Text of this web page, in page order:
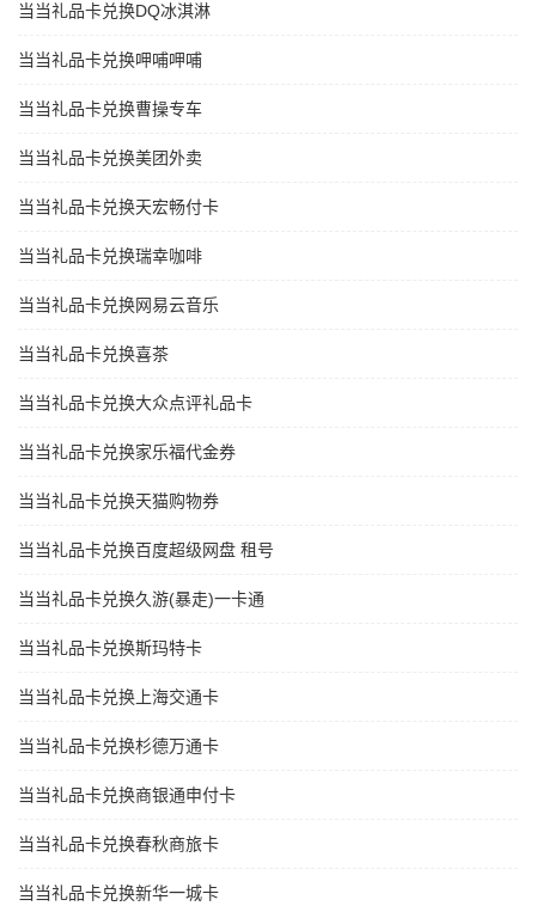
当当礼品卡兑换DQ冰淇淋
当当礼品卡兑换呷哺呷哺
当当礼品卡兑换曹操专车
当当礼品卡兑换美团外卖
当当礼品卡兑换天宏畅付卡
当当礼品卡兑换瑞幸咖啡
当当礼品卡兑换网易云音乐
当当礼品卡兑换喜茶
当当礼品卡兑换大众点评礼品卡
当当礼品卡兑换家乐福代金券
当当礼品卡兑换天猫购物券
当当礼品卡兑换百度超级网盘 租号
当当礼品卡兑换久游(暴走)一卡通
当当礼品卡兑换斯玛特卡
当当礼品卡兑换上海交通卡
当当礼品卡兑换杉德万通卡
当当礼品卡兑换商银通申付卡
当当礼品卡兑换春秋商旅卡
当当礼品卡兑换新华一城卡